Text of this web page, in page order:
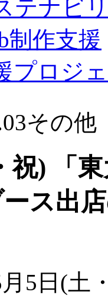
テナビ
制作支援
プロジ
その他
祝) 「
ス出
月5日(土